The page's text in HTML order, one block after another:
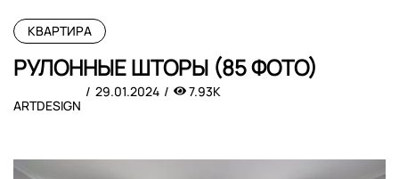
КВАРТИРА
РУЛОННЫЕ ШТОРЫ (85 ФОТО)
ARTDESIGN
29.01.2024 7.93K